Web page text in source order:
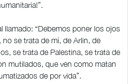
llamado: “Debemos poner los ojos
se trata de mí, de Arlin, de
se trata de Palestina, se trata de
mutilados, que ven como matan
de por vida”.